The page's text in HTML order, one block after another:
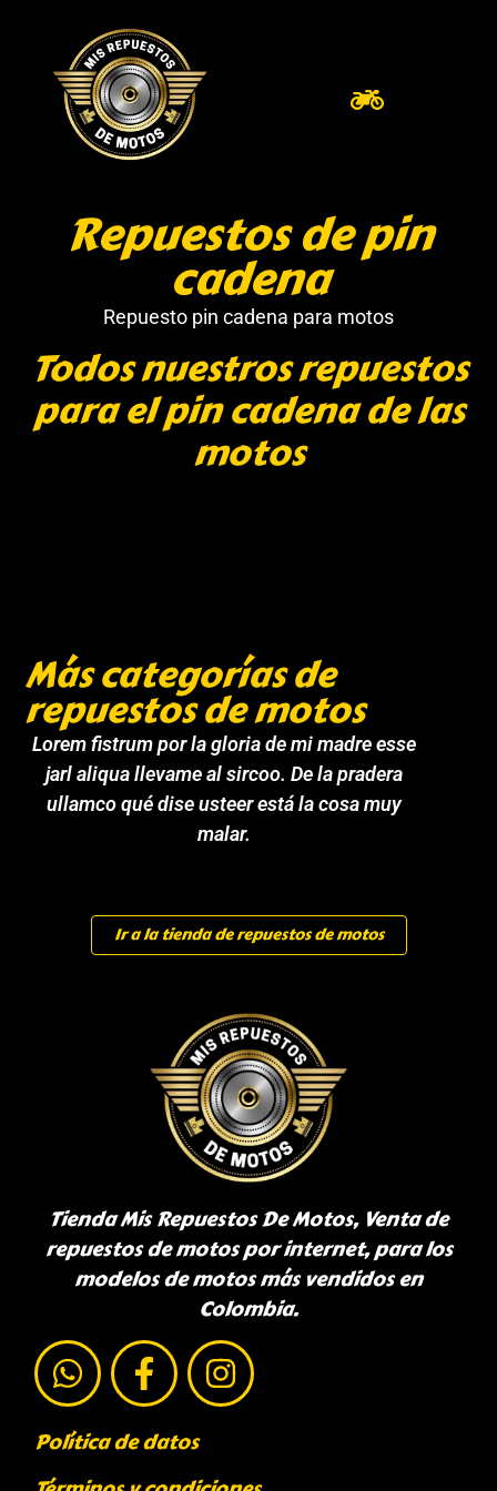
Repuestos de pin
cadena
Repuesto pin cadena para motos
Todos nuestros repuestos
para el pin cadena de las
motos
Más categorías de
repuestos de motos
Lorem fistrum por la gloria de mi madre esse
jarl aliqua llevame al sircoo. De la pradera
ullamco qué dise usteer está la cosa muy
malar.
Ir a la tienda de repuestos de motos
Tienda Mis Repuestos De Motos, Venta de
repuestos de motos por internet, para los
modelos de motos más vendidos en
Colombia.
Política de datos